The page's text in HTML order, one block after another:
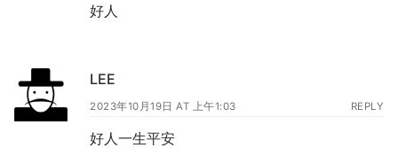
好人
LEE
2023年10月19日 AT 上午1:03 REPLY
好人一生平安